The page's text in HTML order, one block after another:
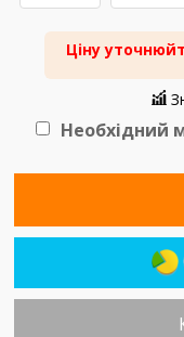
Ціну
Необхідний